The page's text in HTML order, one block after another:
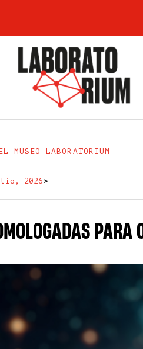
MUSEO LABORATORIUM
2026>
PARA